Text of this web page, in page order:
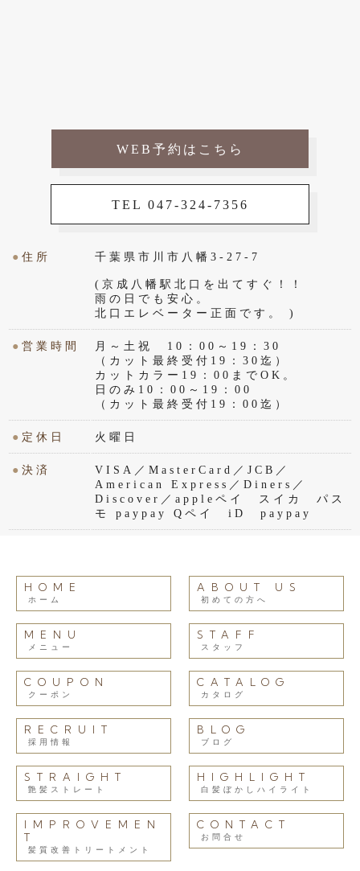
WEB予約はこちら
TEL 047-324-7356
●住所 千葉県市川市八幡3-27-7
(京成八幡駅北口を出てすぐ！！
雨の日でも安心。
北口エレベーター正面です。 )
●営業時間
月～土祝 10：00～19：30
（カット最終受付19：30迄）
カットカラー19：00までOK。
日のみ10：00～19：00
（カット最終受付19：00迄）
● 定休日 火曜日
●決済
VISA／MasterCard／JCB／
American Express／Diners／
Discover／appleペイ スイカ パス
モ paypay Qペイ iD paypay
HOME
ホーム
ABOUT US
初めての方へ
MENU
メニュー
STAFF
スタッフ
COUPON
クーポン
CATALOG
カタログ
RECRUIT
採用情報
BLOG
ブログ
STRAIGHT
艶髪ストレート
HIGHLIGHT
白髪ぼかしハイライト
IMPROVEMEN
T
髪質改善トリートメント
CONTACT
お問合せ